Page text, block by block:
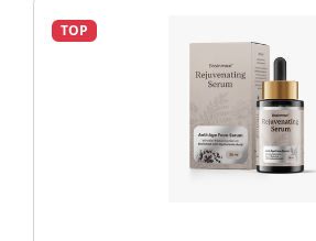
TOP